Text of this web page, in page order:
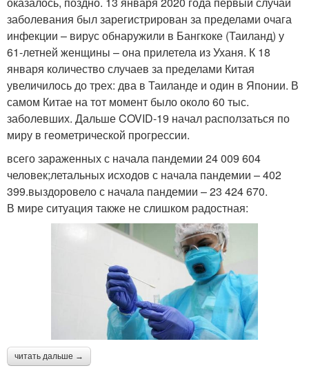
заболевания был зарегистрирован за пределами очага
инфекции – вирус обнаружили в Бангкоке (Таиланд) у
61-летней женщины – она прилетела из Уханя. К 18
января количество случаев за пределами Китая
увеличилось до трех: два в Таиланде и один в Японии. В
самом Китае на тот момент было около 60 тыс.
заболевших. Дальше COVID-19 начал расползаться по
миру в геометрической прогрессии.
всего зараженных с начала пандемии 24 009 604
человек;летальных исходов с начала пандемии – 402
399.выздоровело с начала пандемии – 23 424 670.
В мире ситуация также не слишком радостная:
читать дальше →